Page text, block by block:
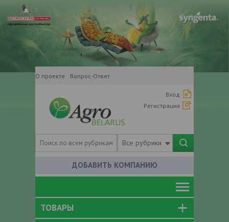
О проекте Вопрос-Ответ
Вход
Регистрация
Все рубрики
ДОБАВИТЬ КОМПАНИЮ
ТОВАРЫ